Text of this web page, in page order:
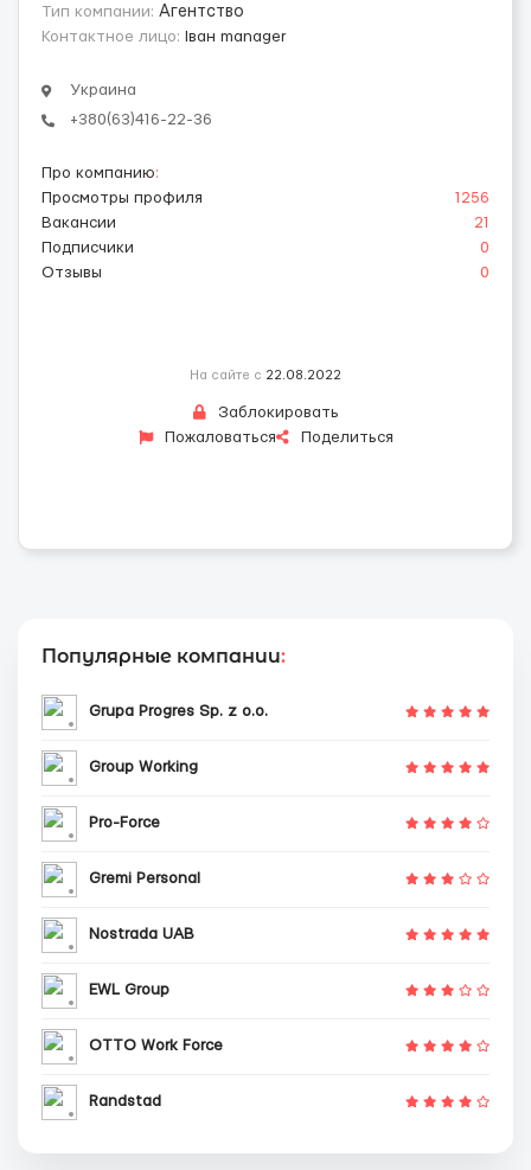
Тип компании: Агентство
Контактное лицо: Іван manager
Украина
+380(63)416-22-36
Про компанию:
Просмотры профиля
1256
Вакансии
21
Подписчики
0
Отзывы
0
На сайте с 22.08.2022
Заблокировать
Пожаловаться
Поделиться
Популярные компании:
Grupa Progres Sp. z o.o.
Group Working
Pro-Force
Gremi Personal
Nostrada UAB
EWL Group
OTTO Work Force
Randstad